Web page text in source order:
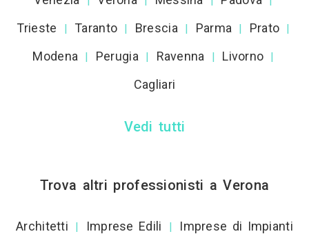
Trieste | Taranto | Brescia | Parma | Prato |
Modena | Perugia | Ravenna | Livorno |
Cagliari
Vedi tutti
Trova altri professionisti a Verona
Architetti | Imprese Edili |
Imprese di Impianti